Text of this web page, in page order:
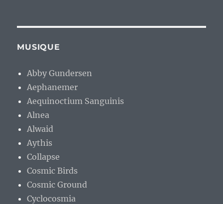
MUSIQUE
Abby Gundersen
Aephanemer
Aequinoctium Sanguinis
Alnea
Alwaid
Aythis
Collapse
Cosmic Birds
Cosmic Ground
Cyclocosmia